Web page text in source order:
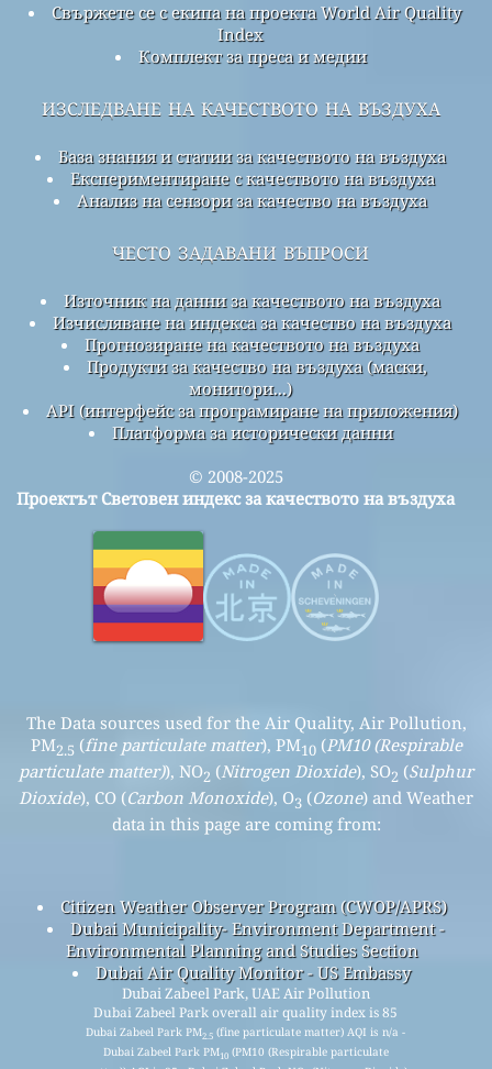
Свържете се с екипа на проекта World Air Quality
Index
Комплект за преса и медии
изследване на качеството на въздуха
База знания и статии за качеството на въздуха
Експериментиране с качеството на въздуха
Анализ на сензори за качество на въздуха
често задавани въпроси
Източник на данни за качеството на въздуха
Изчисляване на индекса за качество на въздуха
Прогнозиране на качеството на въздуха
Продукти за качество на въздуха (маски,
монитори...)
API (интерфейс за програмиране на приложения)
Платформа за исторически данни
© 2008-2025
Проектът Световен индекс за качеството на въздуха
The Data sources used for the Air Quality, Air Pollution,
PM2.5 (fine particulate matter), PM10(PM10 (Respirable
particulate matter)), NO2 (Nitrogen Dioxide), SO2 (Sulphur
Dioxide), CO (Carbon Monoxide), O3 (Ozone) and Weather
data in this page are coming from:
Citizen Weather Observer Program (CWOP/APRS)
Dubai Municipality- Environment Department -
Environmental Planning and Studies Section
Dubai Air Quality Monitor - US Embassy
Dubai Zabeel Park, UAE Air Pollution
Dubai Zabeel Park overall air quality index is 85
Dubai Zabeel Park PM2.5 (fine particulate matter) AQI is n/a -
Dubai Zabeel Park PM10(PM10 (Respirable particulate